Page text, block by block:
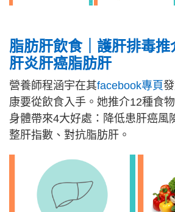
脂肪肝飲食｜ 護肝排毒推
肝炎肝癌脂肪肝
營養師程涵宇在其facebook專頁
康要從飲食入手。她推介12種食
身體帶來4大好處：降低患肝癌風
整肝指數、對抗脂肪肝。